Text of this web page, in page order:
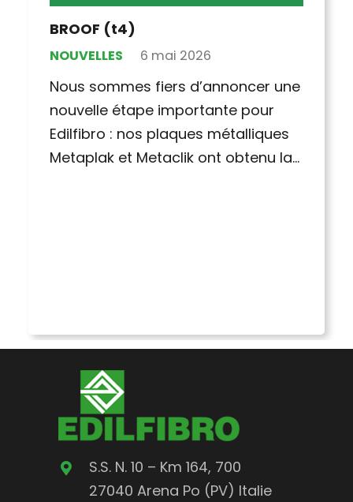
BROOF (t4)
NOUVELLES 6 mai 2026
Nous sommes fiers d’annoncer une
nouvelle étape importante pour
Edilfibro : nos plaques métalliques
Metaplak et Metaclik ont obtenu la…
S.S. N. 10 – Km 164, 700
27040 Arena Po (PV) Italie